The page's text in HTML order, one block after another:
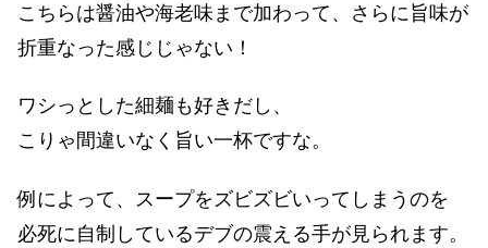
こちらは醤油や海老味まで加わって、さらに旨味が
折重なった感じじゃない！
ワシっとした細麺も好きだし、
こりゃ間違いなく旨い一杯ですな。
例によって、スープをズビズビいってしまうのを
必死に自制しているデブの震える手が見られます。